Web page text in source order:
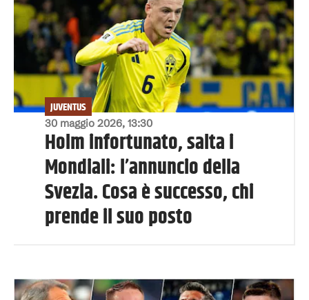
30 maggio 2026, 13:30
JUVENTUS
Holm infortunato, salta i
Mondiali: l’annuncio della
Svezia. Cosa è successo, chi
prende il suo posto